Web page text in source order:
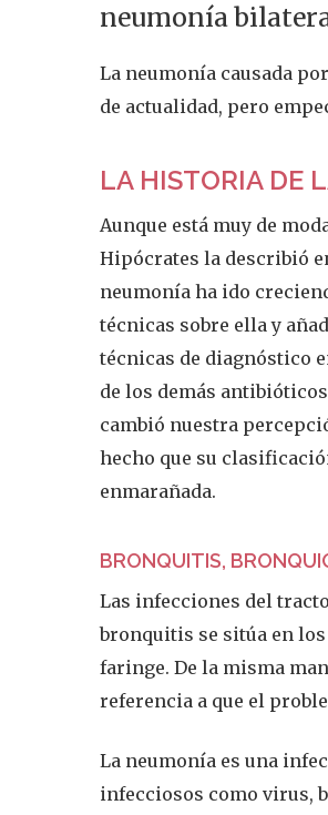
neumonía
La neumonía causada
de actualidad, pero
LA HISTORIA DE
Aunque está muy de
Hipócrates la describió
neumonía ha ido
técnicas sobre ella y
técnicas de diagnóstico
de los demás
cambió nuestra
hecho que su
enmarañada.
BRONQUITIS,
Las infecciones del
bronquitis se sitúa en
faringe. De la misma
referencia a que el
La neumonía es una
infecciosos como virus,